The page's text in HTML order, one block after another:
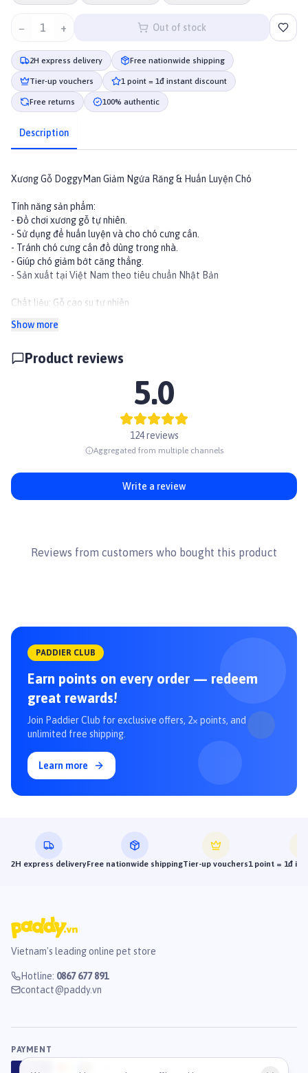
− 1 + Out of stock
2H express delivery Free nationwide shipping
Tier-up vouchers 1 point = 1đ instant discount
Free returns 100% authentic
Description
Xương Gỗ DoggyMan Giảm Ngứa Răng & Huấn Luyện Chó
Tính năng sản phẩm:
- Đồ chơi xương gỗ tự nhiên.
- Sử dụng để huấn luyện và cho chó cưng cắn.
- Tránh chó cưng cắn đồ dùng trong nhà.
- Giúp chó giảm bớt căng thẳng.
- Sản xuất tại Việt Nam theo tiêu chuẩn Nhật Bản
Chất liệu: Gỗ cao su tự nhiên
#dochoichocho #dochoicho #paddypetshop #chamsoccho
#xuonggo
Show more
Product reviews
5.0
124 reviews
Aggregated from multiple channels
Write a review
Reviews from customers who bought this product
PADDIER CLUB
Earn points on every order — redeem
great rewards!
Join Paddier Club for exclusive offers, 2× points, and
unlimited free shipping.
Learn more
2H express deliveryFree nationwide shippingTier-up vouchers1 point = 1đ
Vietnam's leading online pet store
Hotline: 0867 677 891
contact@paddy.vn
PAYMENT